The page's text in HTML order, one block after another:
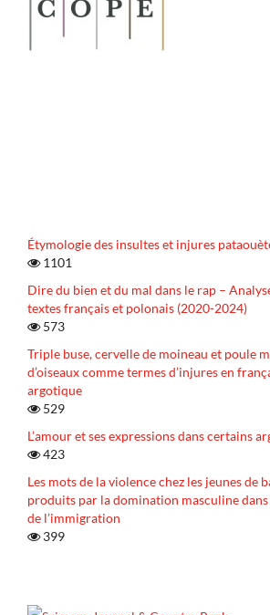
Étymologie des insultes et injures
1101
Dire du bien et du mal dans le rap –
textes français et polonais (2020-2024)
573
Triple buse, cervelle de moineau et poule
d’oiseaux comme termes d’injures en
argotique
529
L’amour et ses expressions dans certains
423
Les mots de la violence chez les jeunes de
produits par la domination masculine
de l’immigration
399